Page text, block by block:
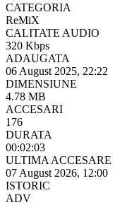
CATEGORIA
ReMiX
CALITATE AUDIO
320 Kbps
ADAUGATA
06 August 2025, 22:22
DIMENSIUNE
4.78 MB
ACCESARI
176
DURATA
00:02:03
ULTIMA ACCESARE
07 August 2026, 12:00
ISTORIC
ADV